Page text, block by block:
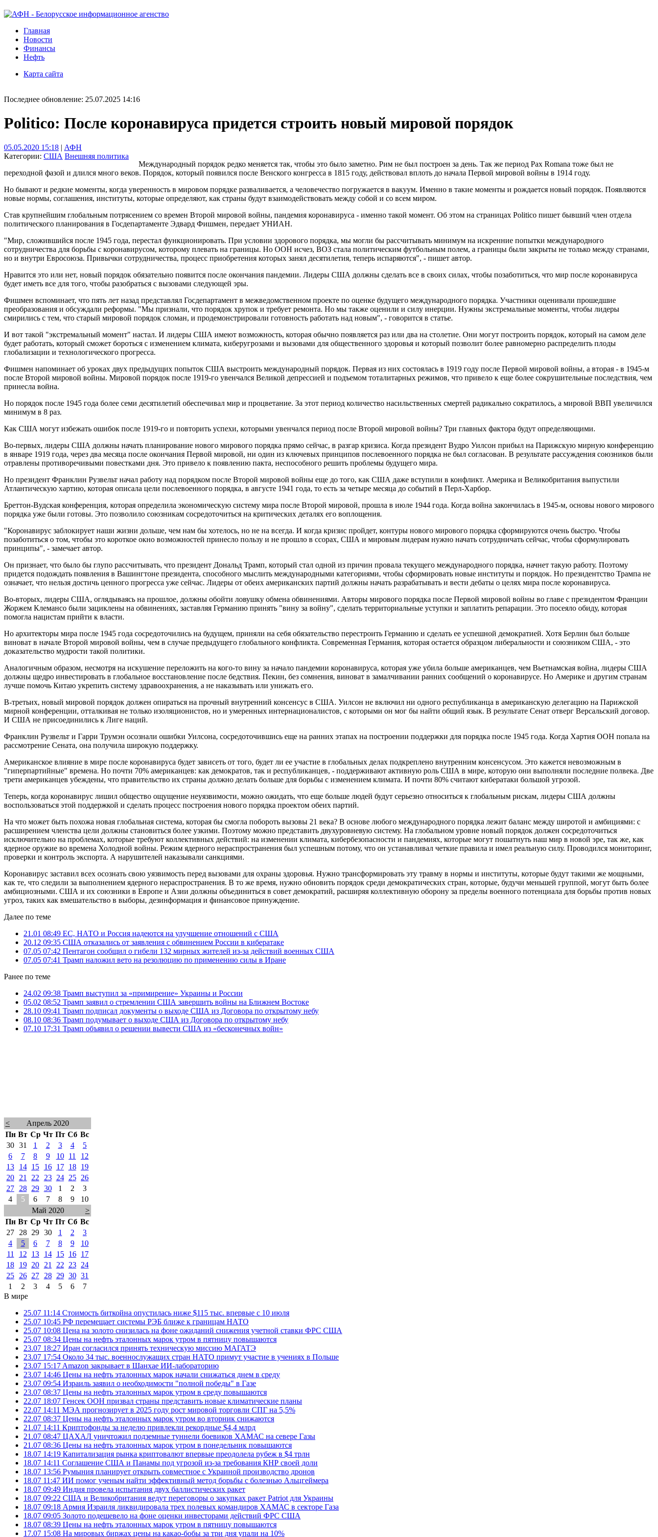
Главная
Новости
Финансы
Нефть
Карта сайта
Последнее обновление: 25.07.2025 14:16
Politico: После коронавируса придется строить новый мировой порядок
05.05.2020 15:18 | АФН
Категории: США Внешняя политика
Международный порядок редко меняется так, чтобы это было заметно. Рим не был построен за день. Так же период Pax Romana тоже был не
переходной фазой и длился много веков. Порядок, который появился после Венского конгресса в 1815 году, действовал вплоть до начала Первой мировой войны в 1914 году.
Но бывают и редкие моменты, когда уверенность в мировом порядке разваливается, а человечество погружается в вакуум. Именно в такие моменты и рождается новый порядок. Появляются
новые нормы, соглашения, институты, которые определяют, как страны будут взаимодействовать между собой и со всем миром.
Став крупнейшим глобальным потрясением со времен Второй мировой войны, пандемия коронавируса - именно такой момент. Об этом на страницах Politico пишет бывший член отдела
политического планирования в Госдепартаменте Эдвард Фишмен, передает УНИАН.
"Мир, сложившийся после 1945 года, перестал функционировать. При условии здорового порядка, мы могли бы рассчитывать минимум на искренние попытки международного
сотрудничества для борьбы с коронавирусом, которому плевать на границы. Но ООН исчез, ВОЗ стала политическим футбольным полем, а границы были закрыты не только между странами,
но и внутри Евросоюза. Привычки сотрудничества, процесс приобретения которых занял десятилетия, теперь испаряются", - пишет автор.
Нравится это или нет, новый порядок обязательно появится после окончания пандемии. Лидеры США должны сделать все в своих силах, чтобы позаботиться, что мир после коронавируса
будет иметь все для того, чтобы разобраться с вызовами следующей эры.
Фишмен вспоминает, что пять лет назад представлял Госдепартамент в межведомственном проекте по оценке будущего международного порядка. Участники оценивали прошедшие
преобразования и обсуждали реформы. "Мы признали, что порядок хрупок и требует ремонта. Но мы также оценили и силу инерции. Нужны экстремальные моменты, чтобы лидеры
смирились с тем, что старый мировой порядок сломан, и продемонстрировали готовность работать над новым", - говорится в статье.
И вот такой "экстремальный момент" настал. И лидеры США имеют возможность, которая обычно появляется раз или два на столетие. Они могут построить порядок, который на самом деле
будет работать, который сможет бороться с изменением климата, киберугрозами и вызовами для общественного здоровья и который позволит более равномерно распределить плоды
глобализации и технологического прогресса.
Фишмен напоминает об уроках двух предыдущих попыток США выстроить международный порядок. Первая из них состоялась в 1919 году после Первой мировой войны, а вторая - в 1945-м
после Второй мировой войны. Мировой порядок после 1919-го увенчался Великой депрессией и подъемом тоталитарных режимов, что привело к еще более сокрушительные последствия, чем
принесла война.
Но порядок после 1945 года более семи десятилетий обеспечивал мир и процветание. За этот период количество насильственных смертей радикально сократилось, а мировой ВВП увеличился
минимум в 8 раз.
Как США могут избежать ошибок после 1919-го и повторить успехи, которыми увенчался период после Второй мировой войны? Три главных фактора будут определяющими.
Во-первых, лидеры США должны начать планирование нового мирового порядка прямо сейчас, в разгар кризиса. Когда президент Вудро Уилсон прибыл на Парижскую мирную конференцию
в январе 1919 года, через два месяца после окончания Первой мировой, ни один из ключевых принципов послевоенного порядка не был согласован. В результате рассуждения союзников были
отравлены противоречивыми повестками дня. Это привело к появлению пакта, неспособного решить проблемы будущего мира.
Но президент Франклин Рузвельт начал работу над порядком после Второй мировой войны еще до того, как США даже вступили в конфликт. Америка и Великобритания выпустили
Атлантическую хартию, которая описала цели послевоенного порядка, в августе 1941 года, то есть за четыре месяца до событий в Перл-Харбор.
Бреттон-Вудская конференция, которая определила экономическую систему мира после Второй мировой, прошла в июле 1944 года. Когда война закончилась в 1945-м, основы нового мирового
порядка уже были готовы. Это позволило союзникам сосредоточиться на критических деталях его воплощения.
"Коронавирус заблокирует наши жизни дольше, чем нам бы хотелось, но не на всегда. И когда кризис пройдет, контуры нового мирового порядка сформируются очень быстро. Чтобы
позаботиться о том, чтобы это короткое окно возможностей принесло пользу и не прошло в ссорах, США и мировым лидерам нужно начать сотрудничать сейчас, чтобы сформулировать
принципы", - замечает автор.
Он признает, что было бы глупо рассчитывать, что президент Дональд Трамп, который стал одной из причин провала текущего международного порядка, начнет такую работу. Поэтому
придется подождать появления в Вашингтоне президента, способного мыслить международными категориями, чтобы сформировать новые институты и порядок. Но президентство Трампа не
означает, что нельзя достичь ценного прогресса уже сейчас. Лидеры от обеих американских партий должны начать разрабатывать и вести дебаты о целях мира после коронавируса.
Во-вторых, лидеры США, оглядываясь на прошлое, должны обойти ловушку обмена обвинениями. Авторы мирового порядка после Первой мировой войны во главе с президентом Франции
Жоржем Клемансо были зациклены на обвинениях, заставляя Германию принять "вину за войну", сделать территориальные уступки и заплатить репарации. Это посеяло обиду, которая
помогла нацистам прийти к власти.
Но архитекторы мира после 1945 года сосредоточились на будущем, приняли на себя обязательство перестроить Германию и сделать ее успешной демократией. Хотя Берлин был больше
виноват в начале Второй мировой войны, чем в случае предыдущего глобального конфликта. Современная Германия, которая остается образцом либеральности и союзником США, - это
доказательство мудрости такой политики.
Аналогичным образом, несмотря на искушение переложить на кого-то вину за начало пандемии коронавируса, которая уже убила больше американцев, чем Вьетнамская война, лидеры США
должны щедро инвестировать в глобальное восстановление после бедствия. Пекин, без сомнения, виноват в замалчивании ранних сообщений о коронавирусе. Но Америке и другим странам
лучше помочь Китаю укрепить систему здравоохранения, а не наказывать или унижать его.
В-третьих, новый мировой порядок должен опираться на прочный внутренний консенсус в США. Уилсон не включил ни одного республиканца в американскую делегацию на Парижской
мирной конференции, отталкивая не только изоляционистов, но и умеренных интернационалистов, с которыми он мог бы найти общий язык. В результате Сенат отверг Версальский договор.
И США не присоединились к Лиге наций.
Франклин Рузвельт и Гарри Трумэн осознали ошибки Уилсона, сосредоточившись еще на ранних этапах на построении поддержки для порядка после 1945 года. Когда Хартия ООН попала на
рассмотрение Сената, она получила широкую поддержку.
Американское влияние в мире после коронавируса будет зависеть от того, будет ли ее участие в глобальных делах подкреплено внутренним консенсусом. Это кажется невозможным в
"гиперпартийные" времена. Но почти 70% американцев: как демократов, так и республиканцев, - поддерживают активную роль США в мире, которую они выполняли последние полвека. Две
трети американцев убеждены, что правительство их страны должно делать больше для борьбы с изменением климата. И почти 80% считают кибератаки большой угрозой.
Теперь, когда коронавирус лишил общество ощущение неуязвимости, можно ожидать, что еще больше людей будут серьезно относиться к глобальным рискам, лидеры США должны
воспользоваться этой поддержкой и сделать процесс построения нового порядка проектом обеих партий.
На что может быть похожа новая глобальная система, которая бы смогла побороть вызовы 21 века? В основе любого международного порядка лежит баланс между широтой и амбициями: с
расширением членства цели должны становиться более узкими. Поэтому можно представить двухуровневую систему. На глобальном уровне новый порядок должен сосредоточиться
исключительно на проблемах, которые требуют коллективных действий: на изменении климата, кибербезопасности и пандемиях, которые могут пошатнуть наш мир в новой эре, так же, как
ядерное оружие во времена Холодной войны. Режим ядерного нераспространения был успешным потому, что он устанавливал четкие правила и имел реальную силу. Проводился мониторинг,
проверки и контроль экспорта. А нарушителей наказывали санкциями.
Коронавирус заставил всех осознать свою уязвимость перед вызовами для охраны здоровья. Нужно трансформировать эту травму в нормы и институты, которые будут такими же мощными,
как те, что следили за выполнением ядерного нераспространения. В то же время, нужно обновить порядок среди демократических стран, которые, будучи меньшей группой, могут быть более
амбициозными. США и их союзники в Европе и Азии должны объединиться в совет демократий, расширяя коллективную оборону за пределы военного потенциала для борьбы против новых
угроз, таких как вмешательство в выборы, дезинформация и финансовое принуждение.
Далее по теме
21.01 08:49 ЕС, НАТО и Россия надеются на улучшение отношений с США
20.12 09:35 США отказались от заявления с обвинением России в кибератаке
07.05 07:42 Пентагон сообщил о гибели 132 мирных жителей из-за действий военных США
07.05 07:41 Трамп наложил вето на резолюцию по применению силы в Иране
Ранее по теме
24.02 09:38 Трамп выступил за «примирение» Украины и России
05.02 08:52 Трамп заявил о стремлении США завершить войны на Ближнем Востоке
28.10 09:41 Трамп подписал документы о выходе США из Договора по открытому небу
08.10 08:36 Трамп подумывает о выходе США из Договора по открытому небу
07.10 17:31 Трамп объявил о решении вывести США из «бесконечных войн»
<
Апрель 2020
Пн Вт Ср Чт Пт Сб Вс
30 31 1 2 3 4
5
6
7 8 9 10 11
12
13
14 15 16 17 18
19
20
21 22 23 24 25
26
27
28 29 30 1 2
3
4
5 6 7 8 9
10
Май 2020
>
Пн Вт Ср Чт Пт Сб Вс
27
28 29 30 1 2
3
4
5 6 7 8 9
10
11
12 13 14 15 16
17
18
19 20 21 22 23
24
25
26 27 28 29 30 31
1
2 3 4 5 6
7
В мире
25.07 11:14 Стоимость биткойна опустилась ниже $115 тыс. впервые с 10 июля
25.07 10:45 РФ перемещает системы РЭБ ближе к границам НАТО
25.07 10:08 Цена на золото снизилась на фоне ожиданий снижения учетной ставки ФРС США
25.07 08:34 Цены на нефть эталонных марок утром в пятницу повышаются
23.07 18:27 Иран согласился принять техническую миссию МАГАТЭ
23.07 17:54 Около 34 тыс. военнослужащих стран НАТО примут участие в учениях в Польше
23.07 15:17 Amazon закрывает в Шанхае ИИ-лабораторию
23.07 14:46 Цены на нефть эталонных марок начали снижаться днем в среду
23.07 09:54 Израиль заявил о необходимости "полной победы" в Газе
23.07 08:37 Цены на нефть эталонных марок утром в среду повышаются
22.07 18:07 Генсек ООН призвал страны представить новые климатические планы
22.07 14:11 МЭА прогнозирует в 2025 году рост мировой торговли СПГ на 5,5%
22.07 08:37 Цены на нефть эталонных марок утром во вторник снижаются
21.07 14:11 Криптофонды за неделю привлекли рекордные $4,4 млрд
21.07 08:47 ЦАХАЛ уничтожил подземные туннели боевиков ХАМАС на севере Газы
21.07 08:36 Цены на нефть эталонных марок утром в понедельник повышаются
18.07 14:19 Капитализация рынка криптовалют впервые преодолела рубеж в $4 трлн
18.07 14:11 Соглашение США и Панамы под угрозой из-за требования КНР своей доли
18.07 13:56 Румыния планирует открыть совместное с Украиной производство дронов
18.07 11:47 ИИ помог ученым найти эффективный метод борьбы с болезнью Альцгеймера
18.07 09:49 Индия провела испытания двух баллистических ракет
18.07 09:22 США и Великобритания ведут переговоры о закупках ракет Patriot для Украины
18.07 09:18 Армия Израиля ликвидировала трех полевых командиров ХАМАС в секторе Газа
18.07 09:05 Золото подешевело на фоне оценки инвесторами действий ФРС США
18.07 08:39 Цены на нефть эталонных марок утром в пятницу повышаются
17.07 15:08 На мировых биржах цены на какао-бобы за три дня упали на 10%